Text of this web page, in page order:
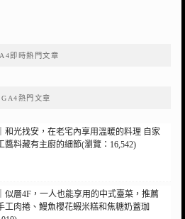
即時熱門文章
GA4熱門文章
和光找安，在老宅內享用溫暖的料理 自家
醬料藏有主廚的細節(瀏覽：16,542)
似層4F，一人也能享用的中式臺菜，推薦
工肉捲、鰻魚櫻花蝦米糕和焦糖奶蓋珈